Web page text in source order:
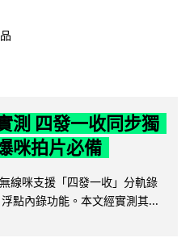
測 四發一收同步獨
咪拍片必備
線咪支援「四發一收」分軌錄
點內錄功能。本文經實測其...